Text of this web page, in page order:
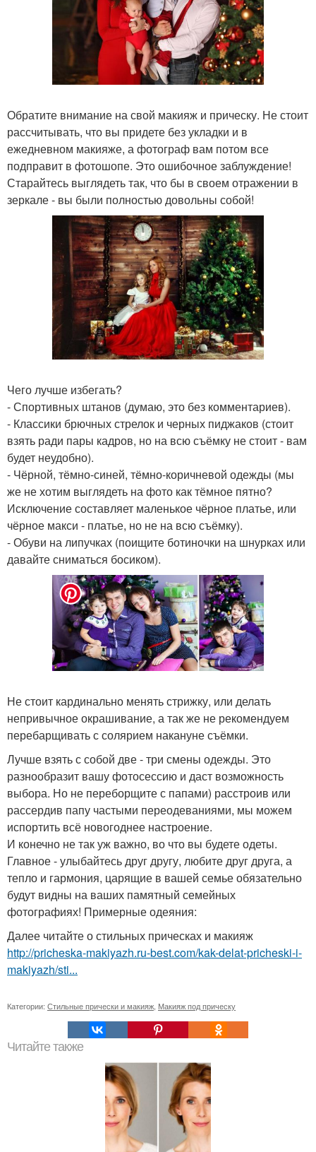
Обратите внимание на свой макияж и прическу. Не стоит
рассчитывать, что вы придете без укладки и в
ежедневном макияже, а фотограф вам потом все
подправит в фотошопе. Это ошибочное заблуждение!
Старайтесь выглядеть так, что бы в своем отражении в
зеркале - вы были полностью довольны собой!
Чего лучше избегать?
- Спортивных штанов (думаю, это без комментариев).
- Классики брючных стрелок и черных пиджаков (стоит
взять ради пары кадров, но на всю съёмку не стоит - вам
будет неудобно).
- Чёрной, тёмно-синей, тёмно-коричневой одежды (мы
же не хотим выглядеть на фото как тёмное пятно?
Исключение составляет маленькое чёрное платье, или
чёрное макси - платье, но не на всю съёмку).
- Обуви на липучках (поищите ботиночки на шнурках или
давайте сниматься босиком).
Не стоит кардинально менять стрижку, или делать
непривычное окрашивание, а так же не рекомендуем
перебарщивать с солярием накануне съёмки.
Лучше взять с собой две - три смены одежды. Это
разнообразит вашу фотосессию и даст возможность
выбора. Но не переборщите с папами) расстроив или
рассердив папу частыми переодеваниями, мы можем
испортить всё новогоднее настроение.
И конечно не так уж важно, во что вы будете одеты.
Главное - улыбайтесь друг другу, любите друг друга, а
тепло и гармония, царящие в вашей семье обязательно
будут видны на ваших памятный семейных
фотографиях! Примерные одеяния:
Далее читайте о стильных прическах и макияж
http://pricheska-makiyazh.ru-best.com/kak-delat-pricheski-i-
makiyazh/sti...
Категории: Стильные прически и макияж, Макияж под прическу
Читайте также